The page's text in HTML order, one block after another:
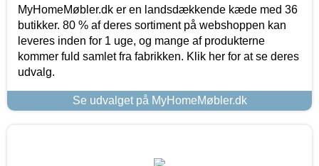
MyHomeMøbler.dk er en landsdækkende kæde med 36
butikker. 80 % af deres sortiment på webshoppen kan
leveres inden for 1 uge, og mange af produkterne
kommer fuld samlet fra fabrikken. Klik her for at se deres
udvalg.
Se udvalget på MyHomeMøbler.dk